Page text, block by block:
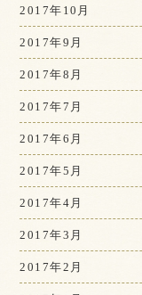
2017年10月
2017年9月
2017年8月
2017年7月
2017年6月
2017年5月
2017年4月
2017年3月
2017年2月